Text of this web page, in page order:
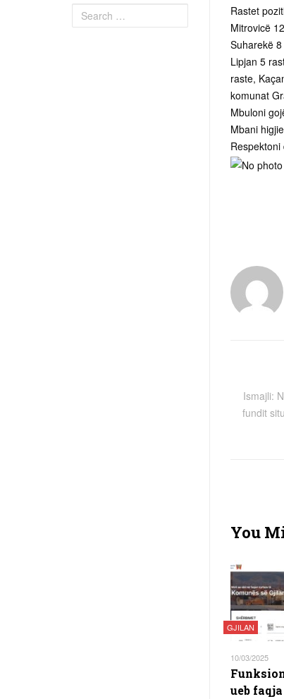
Rastet
Mitrovicë
Suharekë
Lipjan 5
raste,
komunat
Mbuloni
Mbani
Respektoni
Ismajli:
fundit
You
GJILAN
10/03/2025
ueb faqja